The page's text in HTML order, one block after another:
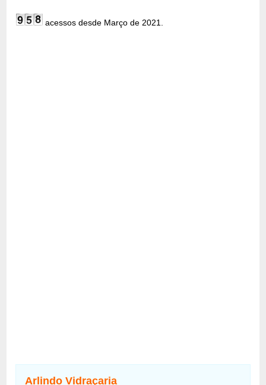
acessos desde Março de 2021.
Arlindo Vidraçaria